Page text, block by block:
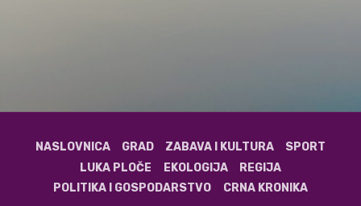
NASLOVNICA GRAD ZABAVA I KULTURA
SPORT
LUKA PLOČE
EKOLOGIJA
REGIJA
POLITIKA I GOSPODARSTVO
CRNA KRONIKA